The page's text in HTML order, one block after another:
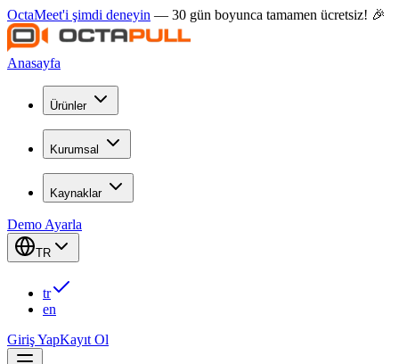
OctaMeet'i şimdi deneyin — 30 gün boyunca tamamen ücretsiz! 🎉
Anasayfa
Ürünler
Kurumsal
Kaynaklar
Demo Ayarla
TR
tr
en
Giriş YapKayıt Ol